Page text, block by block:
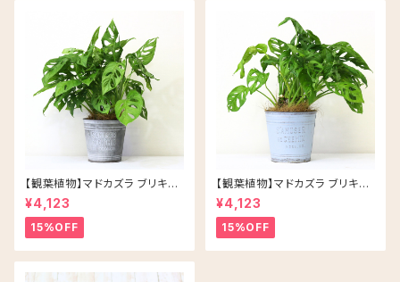
【観葉植物】マドカズラ ブリキ缶
5号 鉢カラー/シルバー
¥4,123
15%OFF
【観葉植物】マドカズラ ブリキ缶
5号 鉢カラー/ブルー
¥4,123
15%OFF